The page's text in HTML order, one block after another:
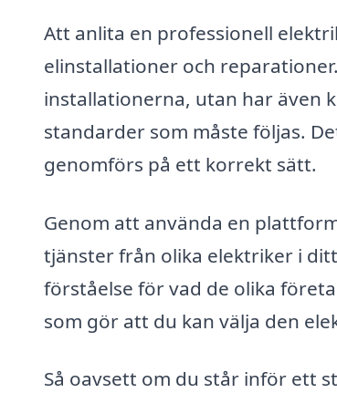
Att anlita en professionell
elinstallationer och
installationerna, utan har även
standarder som måste följas.
genomförs på ett korrekt sätt.
Genom att använda en
tjänster från olika elektriker i
förståelse för vad de olika
som gör att du kan välja den
Så oavsett om du står inför ett